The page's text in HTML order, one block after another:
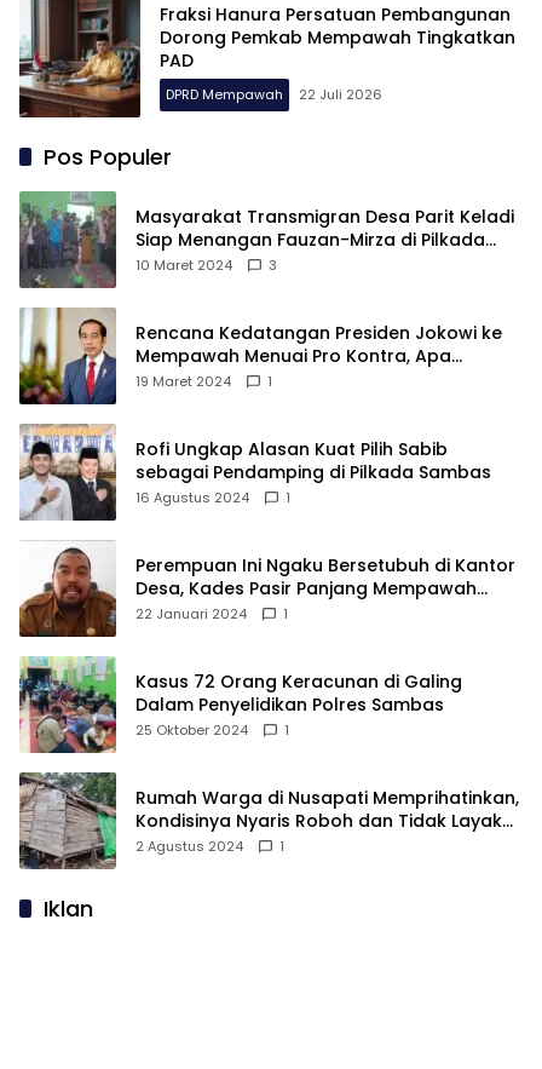
Fraksi Hanura Persatuan Pembangunan
Dorong Pemkab Mempawah Tingkatkan
PAD
DPRD Mempawah 22 Juli 2026
Pos Populer
Masyarakat Transmigran Desa Parit Keladi
Siap Menangan Fauzan-Mirza di Pilkada
Kubu Raya
10 Maret 2024 3
Rencana Kedatangan Presiden Jokowi ke
Mempawah Menuai Pro Kontra, Apa
Sebabnya?
19 Maret 2024 1
Rofi Ungkap Alasan Kuat Pilih Sabib
sebagai Pendamping di Pilkada Sambas
16 Agustus 2024 1
Perempuan Ini Ngaku Bersetubuh di Kantor
Desa, Kades Pasir Panjang Mempawah
Membantah: Silakan Buktikan!
22 Januari 2024 1
Kasus 72 Orang Keracunan di Galing
Dalam Penyelidikan Polres Sambas
25 Oktober 2024 1
Rumah Warga di Nusapati Memprihatinkan,
Kondisinya Nyaris Roboh dan Tidak Layak
Huni
2 Agustus 2024 1
Iklan